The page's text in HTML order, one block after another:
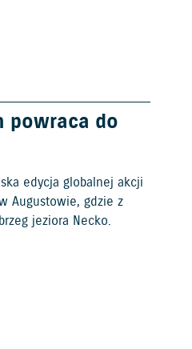
powraca do
edycja globalnej akcji
Augustowie, gdzie z
jeziora Necko.